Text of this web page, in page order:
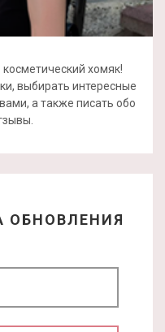
хомяк!
выбирать интересные
а также писать обо
ОБНОВЛЕНИЯ